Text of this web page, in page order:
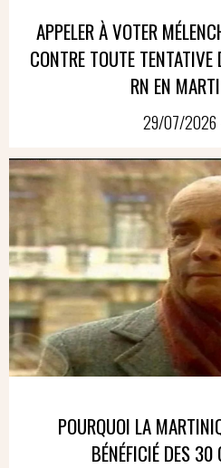
APPELER À VOTER
CONTRE TOUTE
RN EN
29/07/2026
POURQUOI LA
BÉNÉFICIÉ DES 30